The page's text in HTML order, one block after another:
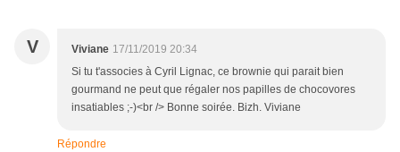
V Viviane 17/11/2019 20:34
Si tu t'associes à Cyril Lignac, ce brownie qui parait bien
gourmand ne peut que régaler nos papilles de chocovores
insatiables ;-)<br /> Bonne soirée. Bizh. Viviane
Répondre